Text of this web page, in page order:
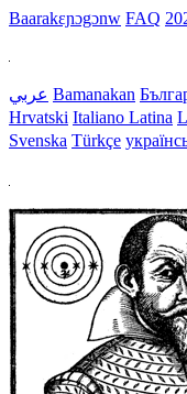
Baarakɛɲɔgɔnw FAQ
عربي Bamanakan
Hrvatski Italiano Latina
Svenska Türkçe